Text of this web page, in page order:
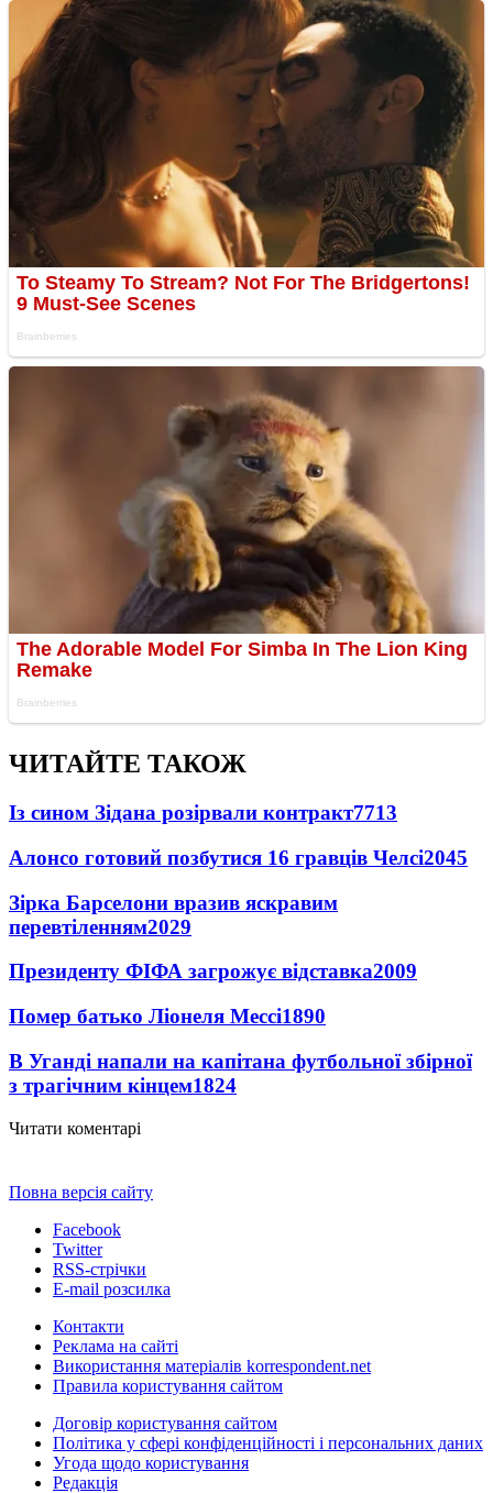
ЧИТАЙТЕ ТАКОЖ
Із сином Зідана розірвали контракт7713
Алонсо готовий позбутися 16 гравців Челсі2045
Зірка Барселони вразив яскравим
перевтіленням2029
Президенту ФІФА загрожує відставка2009
Помер батько Ліонеля Мессі1890
В Уганді напали на капітана футбольної збірної
з трагічним кінцем1824
Читати коментарі
Повна версія сайту
Facebook
Twitter
RSS-стрічки
E-mail розсилка
Контакти
Реклама на сайті
Використання матеріалів korrespondent.net
Правила користування сайтом
Договір користування сайтом
Політика у сфері конфіденційності і персональних даних
Угода щодо користування
Редакція